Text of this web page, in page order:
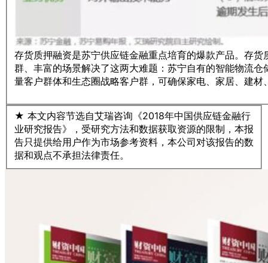
存货质押融资是苏宁供应链金融重点培育的爆款产品。存
群、丰富的场景解决了这两大难题：苏宁自有的智能物流
量客户群体和生态圈战略客户群，可确保家电、家居、建
★ 本文内容节选自艾瑞咨询《2018年中国供应链金融行
业研究报告》，受研究方法和数据获取资源的限制，本报
告只提供给用户作为市场参考资料，本公司对该报告的数
据和观点不承担法律责任。